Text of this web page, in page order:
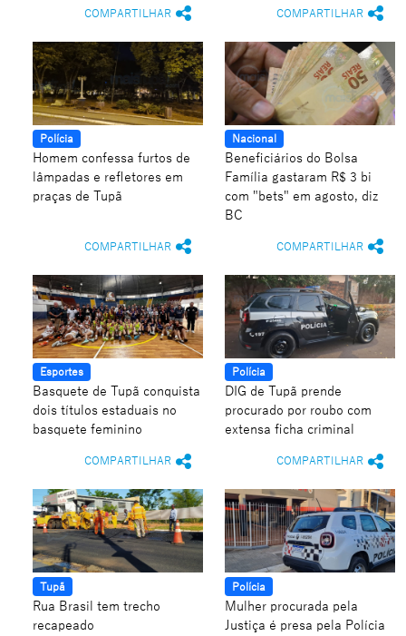
COMPARTILHAR COMPARTILHAR
Polícia
Homem confessa furtos de
lâmpadas e refletores em
praças de Tupã
COMPARTILHAR
Nacional
Beneficiários do Bolsa
Família gastaram R$ 3 bi
com "bets" em agosto, diz
BC
COMPARTILHAR
Esportes
Basquete de Tupã conquista
dois títulos estaduais no
basquete feminino
COMPARTILHAR
Polícia
DIG de Tupã prende
procurado por roubo com
extensa ficha criminal
COMPARTILHAR
Tupã
Rua Brasil tem trecho
recapeado
Polícia
Mulher procurada pela
Justiça é presa pela Polícia